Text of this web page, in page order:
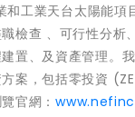
工業天台太陽能項
檢查 、可行性分析
置、及資產管理。
方案，包括零投資
官網：